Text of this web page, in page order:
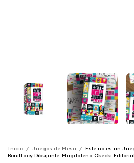
Inicio / Juegos de Mesa / Este no es un
Boniffacy Dibujante: Magdalena Okecki